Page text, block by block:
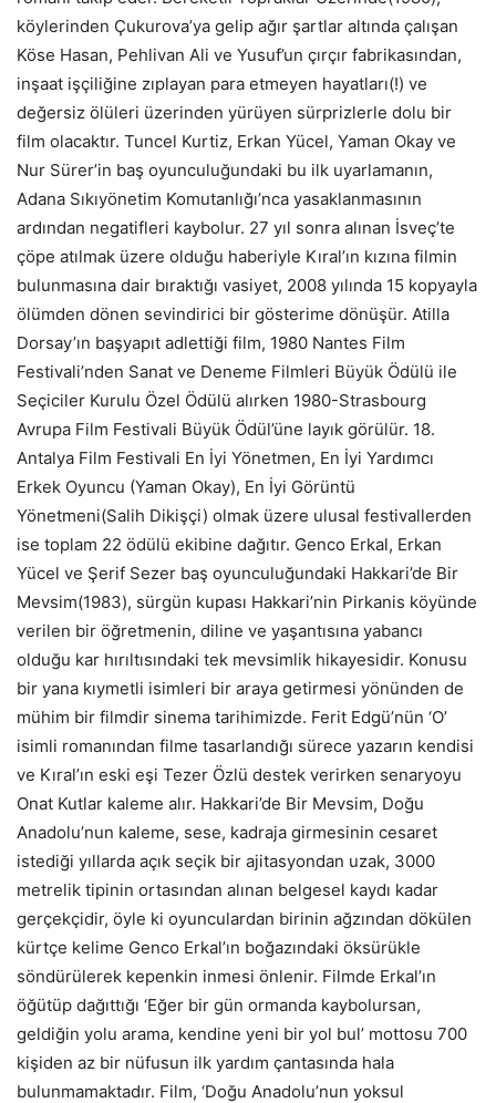
köylerinden Çukurova’ya gelip ağır şartlar altında çalışan
Köse Hasan, Pehlivan Ali ve Yusuf’un çırçır fabrikasından,
inşaat işçiliğine zıplayan para etmeyen hayatları(!) ve
değersiz ölüleri üzerinden yürüyen sürprizlerle dolu bir
film olacaktır. Tuncel Kurtiz, Erkan Yücel, Yaman Okay ve
Nur Sürer’in baş oyunculuğundaki bu ilk uyarlamanın,
Adana Sıkıyönetim Komutanlığı’nca yasaklanmasının
ardından negatifleri kaybolur. 27 yıl sonra alınan İsveç’te
çöpe atılmak üzere olduğu haberiyle Kıral’ın kızına filmin
bulunmasına dair bıraktığı vasiyet, 2008 yılında 15 kopyayla
ölümden dönen sevindirici bir gösterime dönüşür. Atilla
Dorsay’ın başyapıt adlettiği film, 1980 Nantes Film
Festivali’nden Sanat ve Deneme Filmleri Büyük Ödülü ile
Seçiciler Kurulu Özel Ödülü alırken 1980-Strasbourg
Avrupa Film Festivali Büyük Ödül’üne layık görülür. 18.
Antalya Film Festivali En İyi Yönetmen, En İyi Yardımcı
Erkek Oyuncu (Yaman Okay), En İyi Görüntü
Yönetmeni(Salih Dikişçi) olmak üzere ulusal festivallerden
ise toplam 22 ödülü ekibine dağıtır. Genco Erkal, Erkan
Yücel ve Şerif Sezer baş oyunculuğundaki Hakkari’de Bir
Mevsim(1983), sürgün kupası Hakkari’nin Pirkanis köyünde
verilen bir öğretmenin, diline ve yaşantısına yabancı
olduğu kar hırıltısındaki tek mevsimlik hikayesidir. Konusu
bir yana kıymetli isimleri bir araya getirmesi yönünden de
mühim bir filmdir sinema tarihimizde. Ferit Edgü’nün ‘O’
isimli romanından filme tasarlandığı sürece yazarın kendisi
ve Kıral’ın eski eşi Tezer Özlü destek verirken senaryoyu
Onat Kutlar kaleme alır. Hakkari’de Bir Mevsim, Doğu
Anadolu’nun kaleme, sese, kadraja girmesinin cesaret
istediği yıllarda açık seçik bir ajitasyondan uzak, 3000
metrelik tipinin ortasından alınan belgesel kaydı kadar
gerçekçidir, öyle ki oyunculardan birinin ağzından dökülen
kürtçe kelime Genco Erkal’ın boğazındaki öksürükle
söndürülerek kepenkin inmesi önlenir. Filmde Erkal’ın
öğütüp dağıttığı ‘Eğer bir gün ormanda kaybolursan,
geldiğin yolu arama, kendine yeni bir yol bul’ mottosu 700
kişiden az bir nüfusun ilk yardım çantasında hala
bulunmamaktadır. Film, ‘Doğu Anadolu’nun yoksul